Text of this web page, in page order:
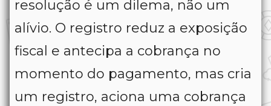
resolução é um dilema, não um
alívio. O registro reduz a exposição
fiscal e antecipa a cobrança no
momento do pagamento, mas cria
um registro, aciona uma cobrança